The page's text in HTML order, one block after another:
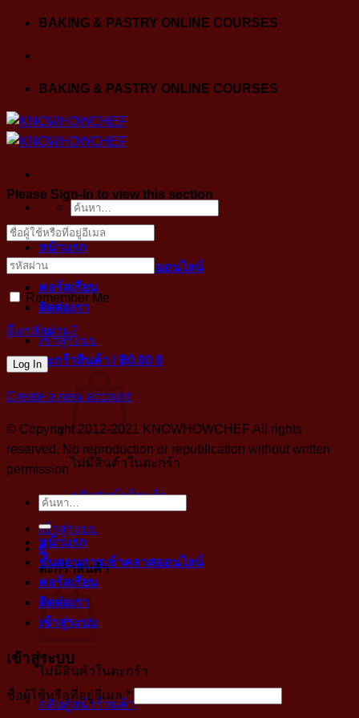
Skip
content
BAKING & PASTRY ONLINE COURSES
BAKING & PASTRY ONLINE COURSES
ค้นหา:
หน้าแรก
ขั้นตอนการเข้าคลาสออนไลน์
คอร์สเรียน
ติดต่อเรา
เข้าสู่ระบบ
ตะกร้าสินค้า / ฿0.00 0
ไม่มีสินค้าในตะกร้า
กลับสู่หน้าร้านค้า
เข้าสู่ระบบ
0
ตะกร้าสินค้า
ไม่มีสินค้าในตะกร้า
กลับสู่หน้าร้านค้า
Please Sign-In to view this section
Remember Me
ลืมรหัสผ่าน?
Create a new account
© Copyright 2012-2021 KNOWHOWCHEF All rights
reserved. No reproduction or republication without written
permission
ค้นหา:
หน้าแรก
ขั้นตอนการเข้าคลาสออนไลน์
คอร์สเรียน
ติดต่อเรา
เข้าสู่ระบบ
เข้าสู่ระบบ
ชื่อผู้ใช้หรือที่อยู่อีเมล*บังคับ
กรอก